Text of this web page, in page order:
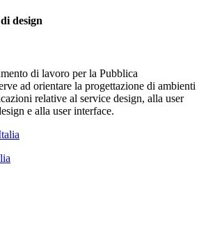
design
di lavoro per la Pubblica
ad orientare la progettazione di ambienti
relative al service design, alla user
e alla user interface.